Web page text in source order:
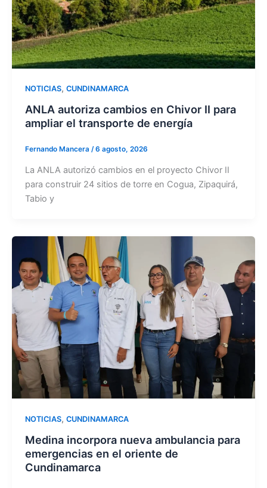
NOTICIAS, CUNDINAMARCA
ANLA autoriza cambios en Chivor II para
ampliar el transporte de energía
Fernando Mancera /6 agosto, 2026
La ANLA autorizó cambios en el proyecto Chivor II
para construir 24 sitios de torre en Cogua, Zipaquirá,
Tabio y
NOTICIAS, CUNDINAMARCA
Medina incorpora nueva ambulancia para
emergencias en el oriente de
Cundinamarca